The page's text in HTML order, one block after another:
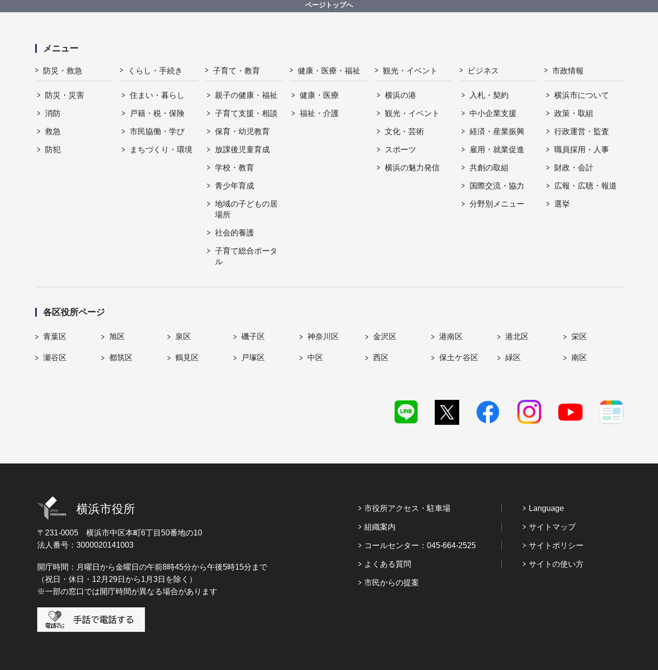
ページトップへ
メニュー
防災・救急
防災・災害
消防
救急
防犯
くらし・手続き
住まい・暮らし
戸籍・税・保険
市民協働・学び
まちづくり・環境
子育て・教育
親子の健康・福祉
子育て支援・相談
保育・幼児教育
放課後児童育成
学校・教育
青少年育成
地域の子どもの居
場所
社会的養護
子育て総合ポータ
ル
健康・医療・福祉
健康・医療
福祉・介護
観光・イベント
横浜の港
観光・イベント
文化・芸術
スポーツ
横浜の魅力発信
ビジネス
入札・契約
中小企業支援
経済・産業振興
雇用・就業促進
共創の取組
国際交流・協力
分野別メニュー
市政情報
横浜市について
政策・取組
行政運営・監査
職員採用・人事
財政・会計
広報・広聴・報道
選挙
各区役所ページ
青葉区 旭区 泉区 磯子区 神奈川区 金沢区 港南区 港北区 栄区
瀬谷区 都筑区 鶴見区 戸塚区 中区 西区 保土ケ谷区 緑区 南区
横浜市役所
〒231-0005 横浜市中区本町6丁目50番地の10
法人番号：3000020141003
開庁時間：月曜日から金曜日の午前8時45分から午後5時15分まで
（祝日・休日・12月29日から1月3日を除く）
※一部の窓口では開庁時間が異なる場合があります
市役所アクセス・駐車場
組織案内
コールセンター：045-664-2525
よくある質問
市民からの提案
Language
サイトマップ
サイトポリシー
サイトの使い方